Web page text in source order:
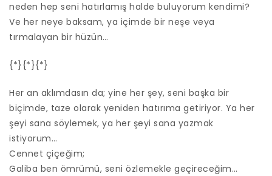
neden hep seni hatırlamış halde buluyorum kendimi?
Ve her neye baksam, ya içimde bir neşe veya
tırmalayan bir hüzün…
{*}{*}{*}
Her an aklımdasın da; yine her şey, seni başka bir
biçimde, taze olarak yeniden hatırıma getiriyor. Ya her
şeyi sana söylemek, ya her şeyi sana yazmak
istiyorum…
Cennet çiçeğim;
Galiba ben ömrümü, seni özlemekle geçireceğim…